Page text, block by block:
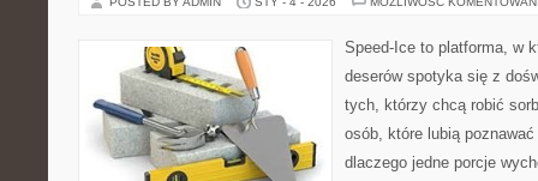
Speed-Ice to platforma, w
deserów spotyka się z
tych, którzy chcą robić
osób, które lubią
dlaczego jedne porcje